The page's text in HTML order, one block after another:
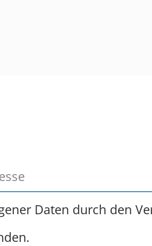
Daten durch den